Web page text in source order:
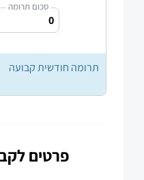
סכום תרומה
תרומה חודשית קבועה
פרטים